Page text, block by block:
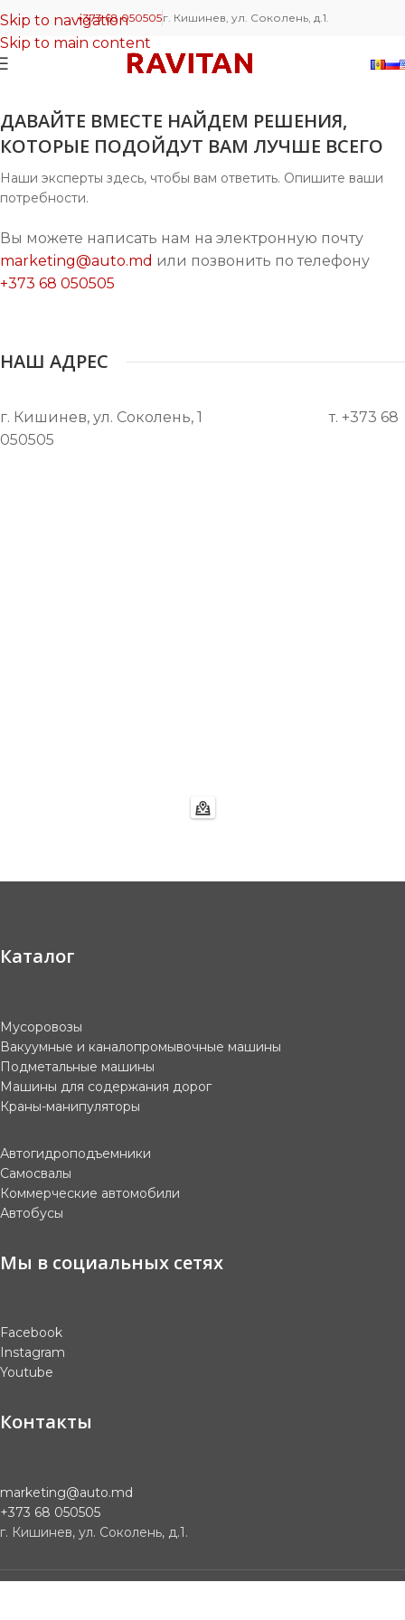
Skip to navigation
Skip to main content
+373 68 050505г. Кишинев, ул. Соколень, д.1.
ДАВАЙТЕ ВМЕСТЕ НАЙДЕМ РЕШЕНИЯ,
КОТОРЫЕ ПОДОЙДУТ ВАМ ЛУЧШЕ ВСЕГО
Наши эксперты здесь, чтобы вам ответить. Опишите ваши
потребности.
Вы можете написать нам на электронную почту
marketing@auto.md или позвонить по телефону
+373 68 050505
НАШ АДРЕС
г. Кишинев, ул. Соколень, 1 т. +373 68
050505
Каталог
Мусоровозы
Вакуумные и каналопромывочные машины
Подметальные машины
Машины для содержания дорог
Краны-манипуляторы
Автогидроподъемники
Самосвалы
Коммерческие автомобили
Автобусы
Мы в социальных сетях
Facebook
Instagram
Youtube
Контакты
marketing@auto.md
+373 68 050505
г. Кишинев, ул. Соколень, д.1.